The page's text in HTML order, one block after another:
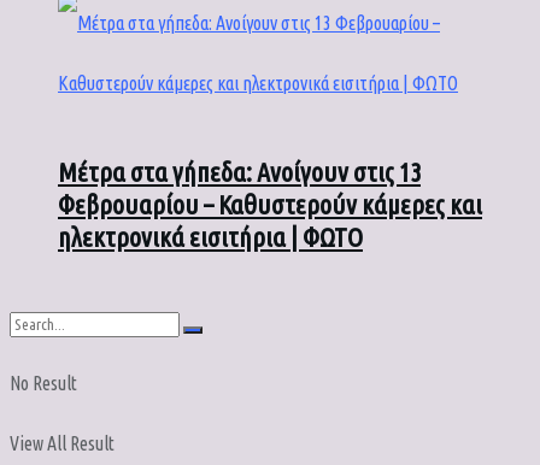
Μέτρα στα γήπεδα: Ανοίγουν στις 13
Φεβρουαρίου – Καθυστερούν κάμερες και
ηλεκτρονικά εισιτήρια | ΦΩΤΟ
No Result
View All Result